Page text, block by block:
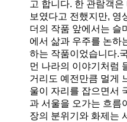
고 합니다. 한 관람객
보였다고 전했지만, 영
더의 작품 앞에서는 슬
에서 삶과 우주를 논하
하는 작품이었습니다.
먼 나라의 이야기처럼
거리도 예전만큼 멀게
울이 자리를 잡으면서
과 서울을 오가는 흐름
장의 분위기와 화제는